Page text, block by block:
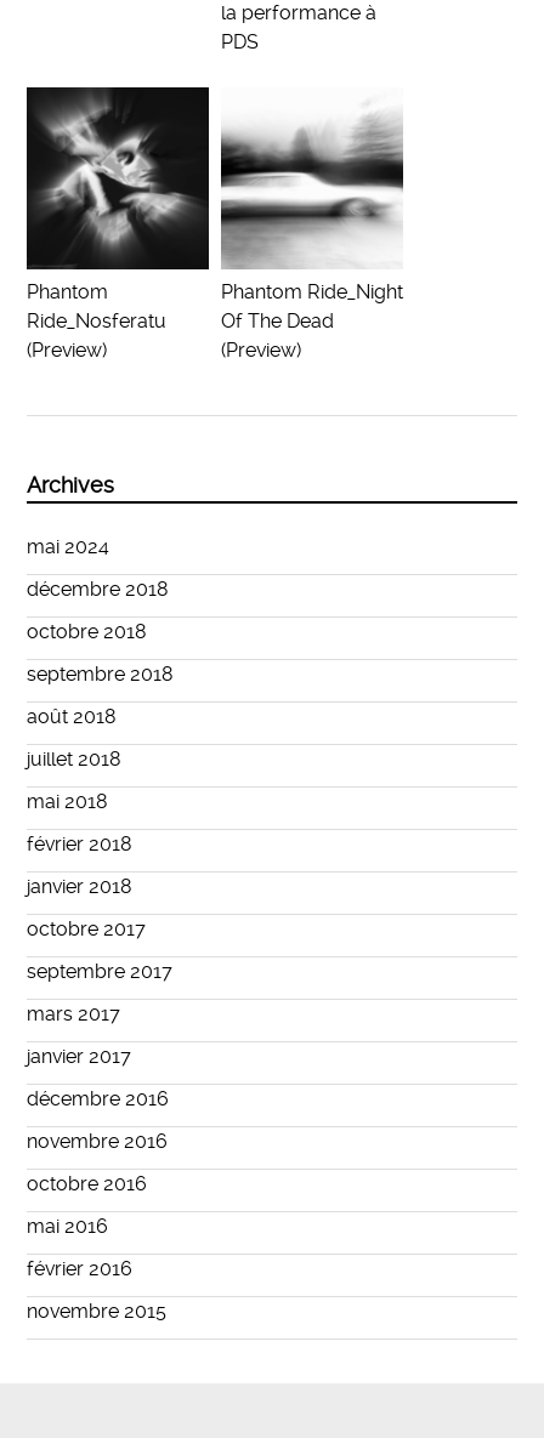
la performance à
PDS
Phantom
Ride_Nosferatu
(Preview)
Phantom Ride_Night
Of The Dead
(Preview)
Archives
mai 2024
décembre 2018
octobre 2018
septembre 2018
août 2018
juillet 2018
mai 2018
février 2018
janvier 2018
octobre 2017
septembre 2017
mars 2017
janvier 2017
décembre 2016
novembre 2016
octobre 2016
mai 2016
février 2016
novembre 2015